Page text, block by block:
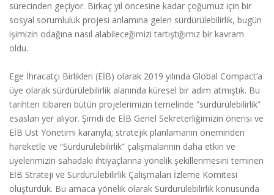
sürecinden geçiyor. Birkaç yıl öncesine kadar çoğumuz için bir
sosyal sorumluluk projesi anlamına gelen sürdürülebilirlik, bugün
işimizin odağına nasıl alabileceğimizi tartıştığımız bir kavram
oldu.
Ege İhracatçı Birlikleri (EİB) olarak 2019 yılında Global Compact’a
üye olarak sürdürülebilirlik alanında küresel bir adım atmıştık. Bu
tarihten itibaren bütün projelerimizin temelinde “sürdürülebilirlik”
esasları yer alıyor. Şimdi de EİB Genel Sekreterliğimizin önerisi ve
EİB Üst Yönetimi kararıyla; stratejik planlamanın öneminden
hareketle ve “Sürdürülebilirlik” çalışmalarının daha etkin ve
üyelerimizin sahadaki ihtiyaçlarına yönelik şekillenmesini teminen
EİB Strateji ve Sürdürülebilirlik Çalışmaları İzleme Komitesi
oluşturduk. Bu amaca yönelik olarak Sürdürülebilirlik konusunda